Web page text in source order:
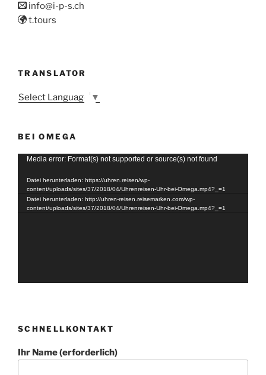
info@i-p-s.ch
t.tours
TRANSLATOR
Select Language ▼
BEI OMEGA
Video-
Media error: Format(s) not supported or source(s) not found
Datei herunterladen: https://uhren.reisen/wp-
content/uploads/sites/37/2018/04/Uhrenreisen-Uhr-bei-Omega.mp4?_=1
Datei herunterladen: http://uhren-reisen.reisemarken.com/wp-
content/uploads/sites/37/2018/04/Uhrenreisen-Uhr-bei-Omega.mp4?_=1
SCHNELLKONTAKT
Ihr Name (erforderlich)